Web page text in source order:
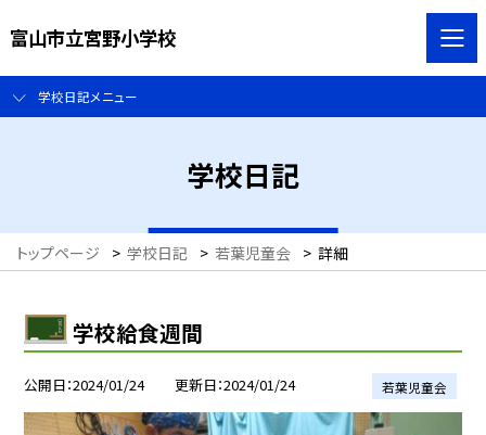
富山市立宮野小学校
学校日記メニュー
学校日記
トップページ > 学校日記 > 若葉児童会 > 詳細
学校給食週間
公開日 2024/01/24 更新日 2024/01/24 若葉児童会